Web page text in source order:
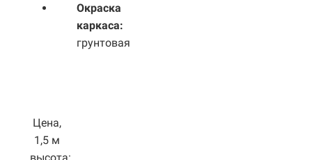
Окраска
каркаса:
грунтовая
Цена,
1,5 м